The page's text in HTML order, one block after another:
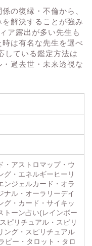
の復縁・不倫から、
解決することが強み
ア露出が多い先生も
は有名な先生を選べ
している鑑定方法は
過去世・未来透視な
・アストロマップ・ウ
グ・エネルギーヒーリ
ンジェルカード・オラ
ナル・オーラリーデイ
グ・カード・サイキッ
トーン占い(レインボー
ピリチュアル・スピリ
ング・スピリチュアル
ピー・タロット・タロ